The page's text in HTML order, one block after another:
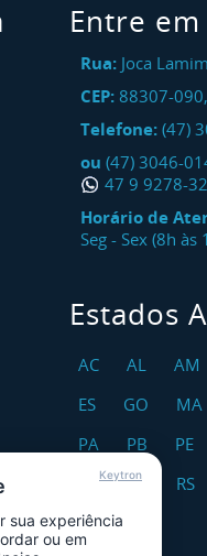
Entre
Rua: Joca
CEP: 88307-090,
Telefone: (47)
ou (47) 3046-
47 9 9278-
Horário de
Seg - Sex (8h
Estados
AC AL AM
ES
GO MA
PA
PB PE
RO
RR RS
TO
Keytron
sua experiência
ou em